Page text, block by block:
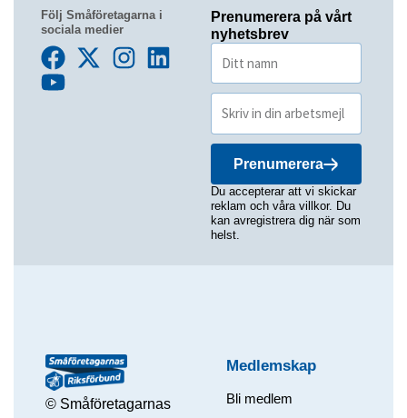
Följ Småföretagarna i
sociala medier
Prenumerera på vårt
nyhetsbrev
Prenumerera
Du accepterar att vi skickar
reklam och våra villkor. Du
kan avregistrera dig när som
helst.
© Småföretagarnas
Medlemskap
Bli medlem